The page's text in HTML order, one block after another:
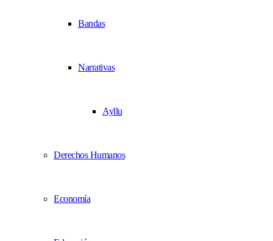
Bandas
Narrativas
Ayllu
Derechos Humanos
Economía